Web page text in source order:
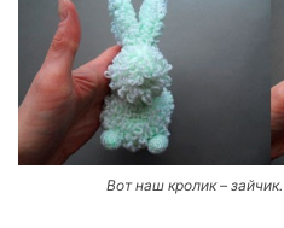
Вот наш кролик –